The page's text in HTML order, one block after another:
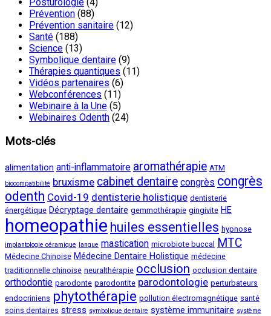
Prévention (88)
Prévention sanitaire (12)
Santé (188)
Science (13)
Symbolique dentaire (9)
Thérapies quantiques (11)
Vidéos partenaires (6)
Webconférences (11)
Webinaire à la Une (5)
Webinaires Odenth (24)
Mots-clés
alimentation anti-inflammatoire aromathérapie ATM
biocompatibilité bruxisme cabinet dentaire congrès congrès
odenth Covid-19 dentisterie holistique dentisterie
énergétique Décryptage dentaire gemmothérapie gingivite HE
homeopathie huiles essentielles hypnose
implantologie céramique langue mastication microbiote buccal MTC
Médecine Chinoise Médecine Dentaire Holistique médecine
traditionnelle chinoise neuralthérapie occlusion occlusion dentaire
orthodontie parodonte parodontite parodontologie perturbateurs
endocriniens phytothérapie pollution électromagnétique santé
soins dentaires stress symbolique dentaire système immunitaire système